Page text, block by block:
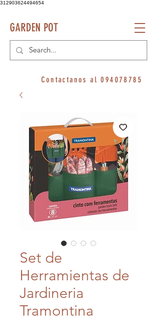
312903624494654
GARDEN POT
Contactanos al094078785
Set de
Herramientas de
Jardineria
Tramontina